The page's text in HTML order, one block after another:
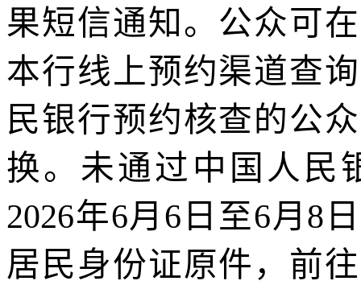
果短信通知。公众可在
本行线上预约渠道查
民银行预约核查的公
换。 未通过中国人民
2026年6月 6 日至6月 8
居民身份证原件，前